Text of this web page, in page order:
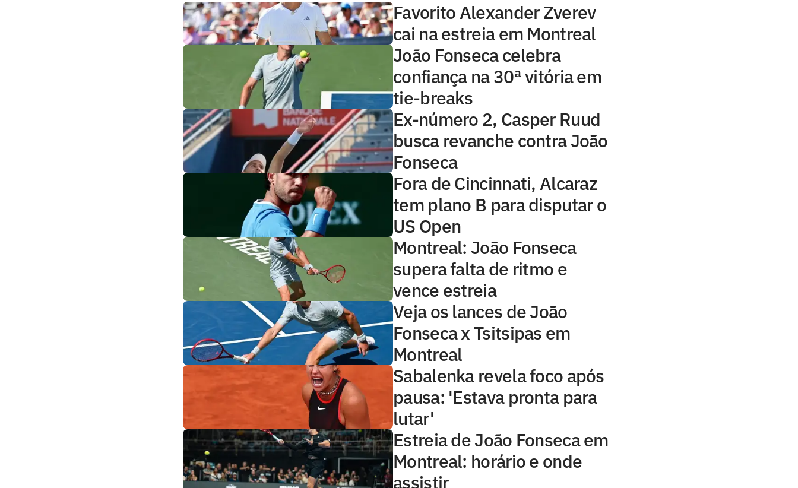
Favorito Alexander Zverev
cai na estreia em Montreal
João Fonseca celebra
confiança na 30ª vitória em
tie-breaks
Ex-número 2, Casper Ruud
busca revanche contra João
Fonseca
Fora de Cincinnati, Alcaraz
tem plano B para disputar o
US Open
Montreal: João Fonseca
supera falta de ritmo e
vence estreia
Veja os lances de João
Fonseca x Tsitsipas em
Montreal
Sabalenka revela foco após
pausa: 'Estava pronta para
lutar'
Estreia de João Fonseca em
Montreal: horário e onde
assistir